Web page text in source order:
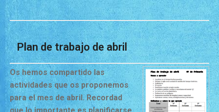
Plan de trabajo de abril
Os hemos compartido las
actividades que os proponemos
para el mes de abril. Recordad